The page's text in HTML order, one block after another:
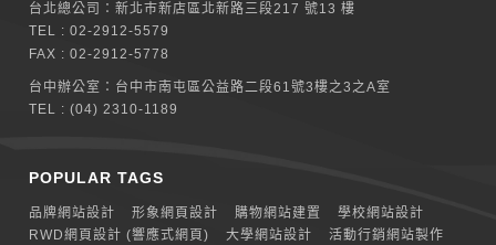
台北總公司：新北巿新店區北新路三段217 號13 樓
TEL :02-2912-5579
FAX : 02-2912-5778
台中辦公室： 台中市南屯區公益路二段61號3樓之3之A室
TEL :(04) 2310-1189
POPULAR TAGS
品牌網站設計 形象網頁設計 購物網站建置
學校網站設計
RWD網頁設計 (響應式網頁)
大學網站設計
活動行銷網站製作